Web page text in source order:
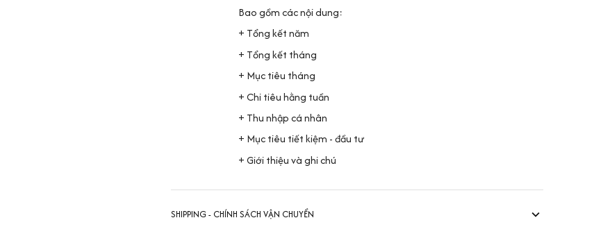
Bao gồm các nội dung:
+ Tổng kết năm
+ Tổng kết tháng
+ Mục tiêu tháng
+ Chi tiêu hằng tuần
+ Thu nhập cá nhân
+ Mục tiêu tiết kiệm - đầu tư
+ Giới thiệu và ghi chú
SHIPPING - CHÍNH SÁCH VẬN CHUYỂN